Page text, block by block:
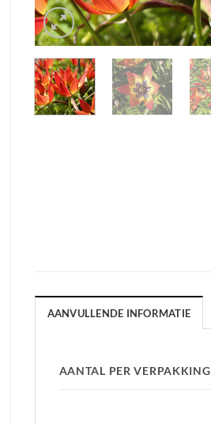
AANVULLENDE INFORMATIE
AANTAL PER VERPAKKING